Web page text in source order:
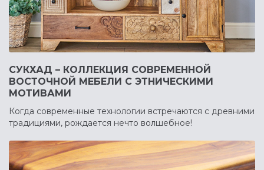
СУКХАД – КОЛЛЕКЦИЯ СОВРЕМЕННОЙ
ВОСТОЧНОЙ МЕБЕЛИ С ЭТНИЧЕСКИМИ
МОТИВАМИ
Когда современные технологии встречаются с древними
традициями, рождается нечто волшебное!